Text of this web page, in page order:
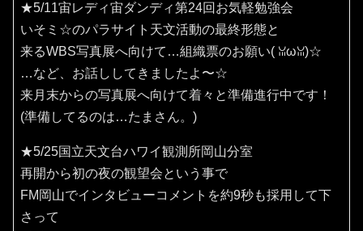
★5/11宙レディ宙ダンディ第24回お気軽勉強会
いそミ☆のパラサイト天文活動の最終形態と
来るWBS写真展へ向けて…組織票のお願い(⁠ ⁠ꈍ⁠ω⁠ꈍ⁠)☆
…など、お話ししてきましたよ〜☆
来月末からの写真展へ向けて着々と準備進行中です！
(準備してるのは…たまさん。)
★5/25国立天文台ハワイ観測所岡山分室
再開から初の夜の観望会という事で
FM岡山でインタビューコメントを約9秒も採用して下
さって